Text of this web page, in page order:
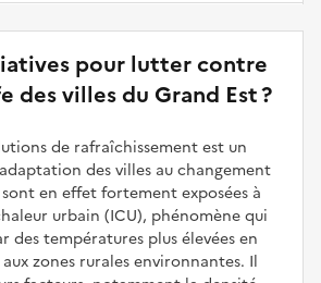
pour lutter contre
des villes du Grand Est ?
de rafraîchissement est un
des villes au changement
en effet fortement exposées à
urbain (ICU), phénomène qui
des températures plus élevées en
zones rurales environnantes. Il